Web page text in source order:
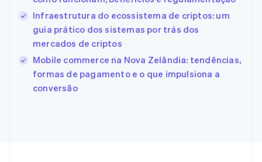
Infraestrutura do ecossistema de criptos: um
guia prático dos sistemas por trás dos
mercados de criptos
Mobile commerce na Nova Zelândia: tendências,
formas de pagamento e o que impulsiona a
conversão
English Español 简体中文
Estônia
English
Finlândia
EnglishSvenska
França
English
Gibraltar